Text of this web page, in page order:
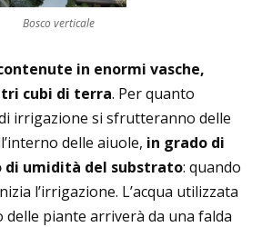
Bosco verticale
in enormi vasche,
cubi di terra. Per quanto
irrigazione si sfrutteranno delle
delle aiuole, in grado di
di umidità del substrato: quando
l’irrigazione. L’acqua utilizzata
piante arriverà da una falda